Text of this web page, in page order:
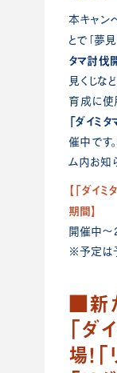
本キャン
とで「夢
タマ討伐
見くじな
育成に使
「ダイミ
催中です
ム内お知
【「ダイ
期間】
開催中
※予定は
■新
「ダ
場！